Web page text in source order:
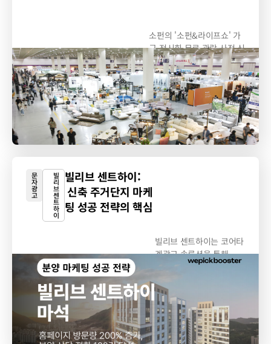
소펀의 '소펀&라이프쇼' 가
구 전시회 무료 관람 사전 신
청...
문
자
광
고
빌
리
브
센
트
하
이
빌리브 센트하이:
신축 주거단지 마케
팅 성공 전략의 핵심
빌리브 센트하이는 코어타
겟광고 솔루션을 통해
3565세 자녀를 둔...